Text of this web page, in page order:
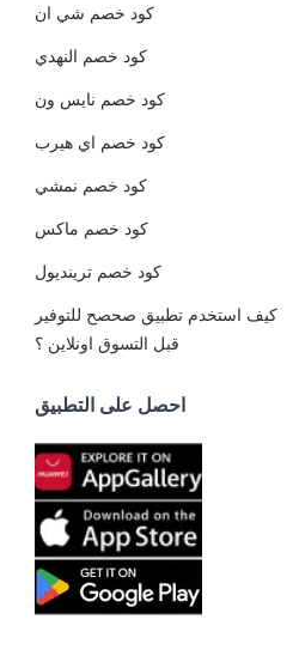
كود خصم شي ان
كود خصم النهدي
كود خصم نايس ون
كود خصم اي هيرب
كود خصم نمشي
كود خصم ماكس
كود خصم ترينديول
كيف استخدم تطبيق صحصح للتوفير
قبل التسوق اونلاين ؟
احصل على التطبيق